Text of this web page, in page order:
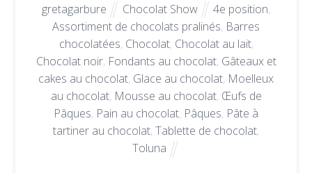
gretagarbure Chocolat Show 4e position,
Assortiment de chocolats pralinés, Barres
chocolatées, Chocolat, Chocolat au lait,
Chocolat noir, Fondants au chocolat, Gâteaux et
cakes au chocolat, Glace au chocolat, Moelleux
au chocolat, Mousse au chocolat, Œufs de
Pâques, Pain au chocolat, Pâques, Pâte à
tartiner au chocolat, Tablette de chocolat,
Toluna